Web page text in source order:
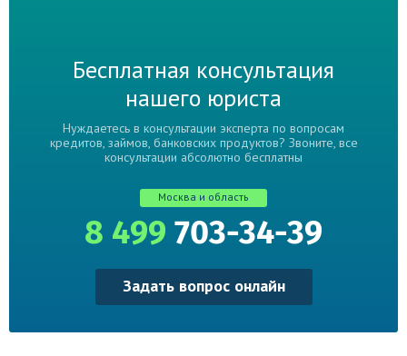
Бесплатная консультация
нашего юриста
Нуждаетесь в консультации эксперта по вопросам
кредитов, займов, банковских продуктов? Звоните, все
консультации абсолютно бесплатны
Москва и область
8 499 703-34-39
Задать вопрос онлайн